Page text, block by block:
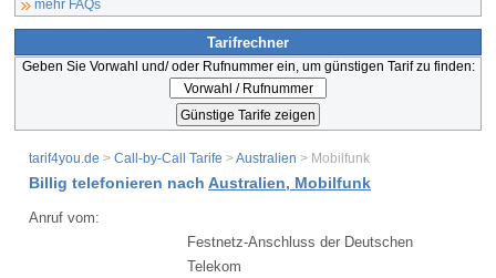
mehr FAQs
Tarifrechner
Geben Sie Vorwahl und/ oder Rufnummer ein, um günstigen Tarif zu finden:
tarif4you.de > Call-by-Call Tarife >Australien > Mobilfunk
Billig telefonieren nach Australien, Mobilfunk
Anruf vom:
Festnetz-Anschluss der Deutschen
Telekom